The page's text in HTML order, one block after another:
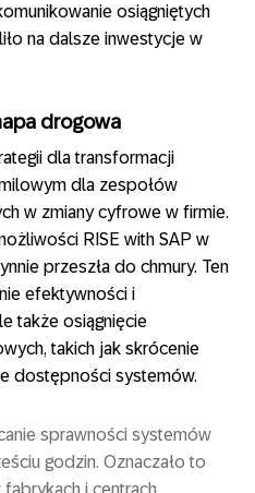
osiągniętych
na dalsze inwestycje w
drogowa
dla transformacji
dla zespołów
w zmiany cyfrowe w firmie.
RISE with SAP w
przeszła do chmury. Ten
efektywności i
także osiągnięcie
takich jak skrócenie
dostępności systemów.
sprawności systemów
godzin. Oznaczało to